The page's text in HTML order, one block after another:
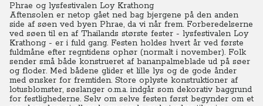
Phrae og lysfestivalen Loy Krathong
Aftensolen er netop gået ned bag bjergene på den anden
side af søen ved byen Phrae, da vi når frem. Forberedelserne
ved søen til en af Thailands største fester - lysfestivalen Loy
Krathong - er i fuld gang. Festen holdes hvert år ved første
fuldmåne efter regntidens ophør (normalt i november). Folk
sender små både konstrueret af bananpalmeblade ud på søer
og floder. Med bådene glider et lille lys og de gode ånder
med ønsker for fremtiden. Store oplyste konstruktioner af
lotusblomster, søslanger o.m.a. indgår som dekorativ baggrund
for festlighederne. Selv om selve festen først begynder om et